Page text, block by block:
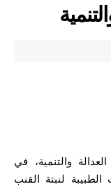
والتنمية، في
لنبتة القنب